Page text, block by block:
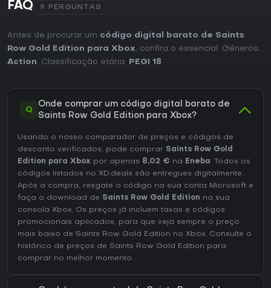
FAQ 9 PERGUNTAS
Antes de procurar um código digital barato de Saints
Row Gold Edition para Xbox, confira o essencial. Géneros:
Action. Classificação etária: PEGI 18.
Q
Onde comprar um código digital barato de
Saints Row Gold Edition para Xbox?
Usando o nosso comparador de preços e códigos de
desconto verificados, pode comprar Saints Row Gold
Edition para Xbox por apenas 8,02 € na Eneba . Todos os
códigos listados no XD.deals são entregues digitalmente.
Após a compra, resgate o código na sua conta Microsoft e
faça o download de Saints Row Gold Edition na sua
consola Xbox. Os preços já incluem taxas e códigos
promocionais aplicados, para que veja sempre o preço
mais baixo de Saints Row Gold Edition no Xbox. Consulte o
histórico de preços de Saints Row Gold Edition para
comprar no melhor momento.